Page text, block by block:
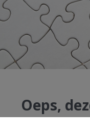
Oeps,